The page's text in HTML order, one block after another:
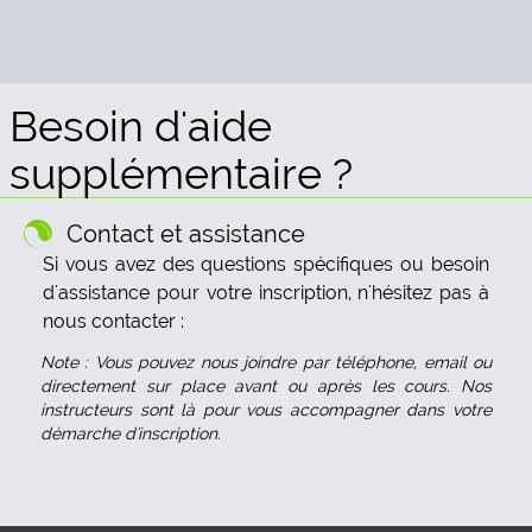
Besoin d'aide
supplémentaire ?
Contact et assistance
Si vous avez des questions spécifiques ou besoin
d'assistance pour votre inscription, n'hésitez pas à
nous contacter :
Note : Vous pouvez nous joindre par téléphone, email ou
directement sur place avant ou après les cours. Nos
instructeurs sont là pour vous accompagner dans votre
démarche d'inscription.